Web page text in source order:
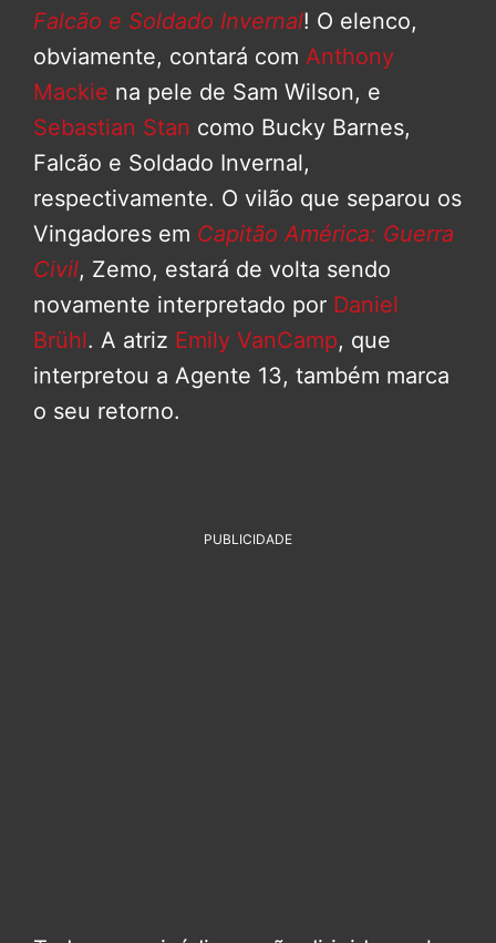
Falcão e Soldado Invernal! O elenco,
obviamente, contará com Anthony
Mackie na pele de Sam Wilson, e
Sebastian Stan como Bucky Barnes,
Falcão e Soldado Invernal,
respectivamente. O vilão que separou os
Vingadores em Capitão América: Guerra
Civil, Zemo, estará de volta sendo
novamente interpretado por Daniel
Brühl. A atriz Emily VanCamp, que
interpretou a Agente 13, também marca
o seu retorno.
PUBLICIDADE